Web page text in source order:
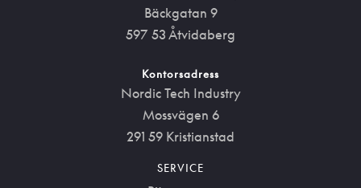
Bäckgatan 9
597 53 Åtvidaberg
Kontorsadress
Nordic Tech Industry
Mossvägen 6
291 59 Kristianstad
SERVICE